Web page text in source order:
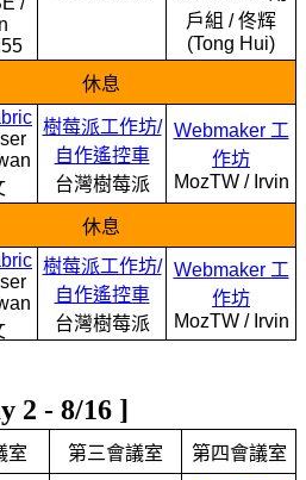
戶組 / 佟辉
(Tong Hui)
休息
樹莓派工作坊/
自作遙控車
台灣樹莓派
Webmaker 工
作坊
MozTW / Irvin
休息
樹莓派工作坊/
自作遙控車
台灣樹莓派
Webmaker 工
作坊
MozTW / Irvin
2 - 8/16 ]
室 第三會議室 第四會議室